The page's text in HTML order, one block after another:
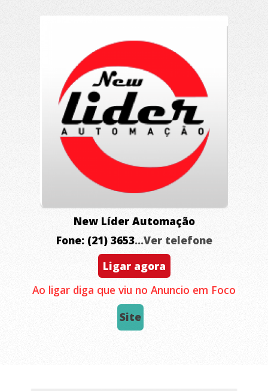
New Líder Automação
Fone: (21) 3653...Ver telefone
Ligar agora
Ao ligar diga que viu no Anuncio em Foco
Site